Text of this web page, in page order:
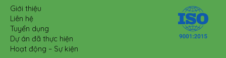
Giới thiệu
Liên hệ
Tuyển dụng
Dự án đã thực hiện
Hoạt động – Sự kiện